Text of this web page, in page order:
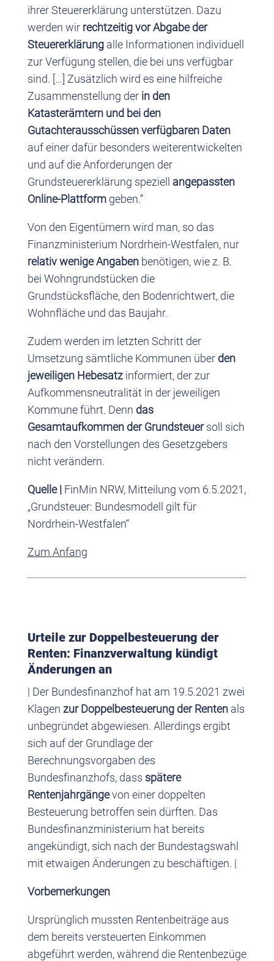
ihrer Steuererklärung unterstützen. Dazu
werden wir rechtzeitig vor Abgabe der
Steuererklärungalle Informationen individuell
zur Verfügung stellen, die bei uns verfügbar
sind. […] Zusätzlich wird es eine hilfreiche
Zusammenstellung derin den
Katasterämtern und bei den
Gutachterausschüssen verfügbaren Daten
auf einer dafür besonders weiterentwickelten
und auf die Anforderungen der
Grundsteuererklärung speziell angepassten
Online-Plattformgeben.“
Von den Eigentümern wird man, so das
Finanzministerium Nordrhein-Westfalen, nur
relativ wenige Angaben benötigen, wie z. B.
bei Wohngrundstücken die
Grundstücksfläche, den Bodenrichtwert, die
Wohnfläche und das Baujahr.
Zudem werden im letzten Schritt der
Umsetzung sämtliche Kommunen über den
jeweiligen Hebesatzinformiert, der zur
Aufkommensneutralität in der jeweiligen
Kommune führt. Denn das
Gesamtaufkommen der Grundsteuersoll sich
nach den Vorstellungen des Gesetzgebers
nicht verändern.
Quelle | FinMin NRW, Mitteilung vom 6.5.2021,
„Grundsteuer: Bundesmodell gilt für
Nordrhein-Westfalen“
Zum Anfang
Urteile zur Doppelbesteuerung der
Renten: Finanzverwaltung kündigt
Änderungen an
| Der Bundesfinanzhof hat am 19.5.2021 zwei
Klagen zur Doppelbesteuerung der Rentenals
unbegründet abgewiesen. Allerdings ergibt
sich auf der Grundlage der
Berechnungsvorgaben des
Bundesfinanzhofs, dass spätere
Rentenjahrgängevon einer doppelten
Besteuerung betroffen sein dürften. Das
Bundesfinanzministerium hat bereits
angekündigt, sich nach der Bundestagswahl
mit etwaigen Änderungen zu beschäftigen. |
Vorbemerkungen
Ursprünglich mussten Rentenbeiträge aus
dem bereits versteuerten Einkommen
abgeführt werden, während die Rentenbezüge